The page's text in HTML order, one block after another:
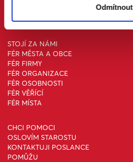
Odmítnout
ONLINE PETICE
STOJÍ ZA NÁMI
FÉR MĚSTA A OBCE
FÉR FIRMY
FÉR ORGANIZACE
FÉR OSOBNOSTI
FÉR VĚŘÍCÍ
FÉR MÍSTA
CHCI POMOCI
OSLOVÍM STAROSTU
KONTAKTUJI POSLANCE
POMŮŽU